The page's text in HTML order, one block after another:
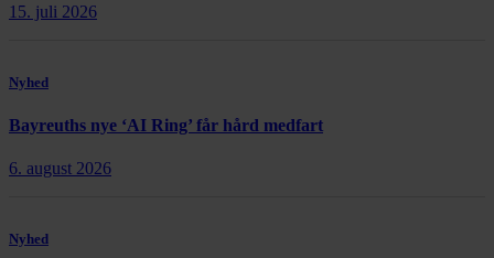
15. juli 2026
Nyhed
Bayreuths nye ‘AI Ring’ får hård medfart
6. august 2026
Nyhed